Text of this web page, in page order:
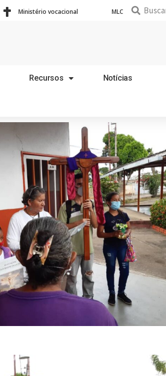
Ministério vocacional MLC
Recursos Notícias